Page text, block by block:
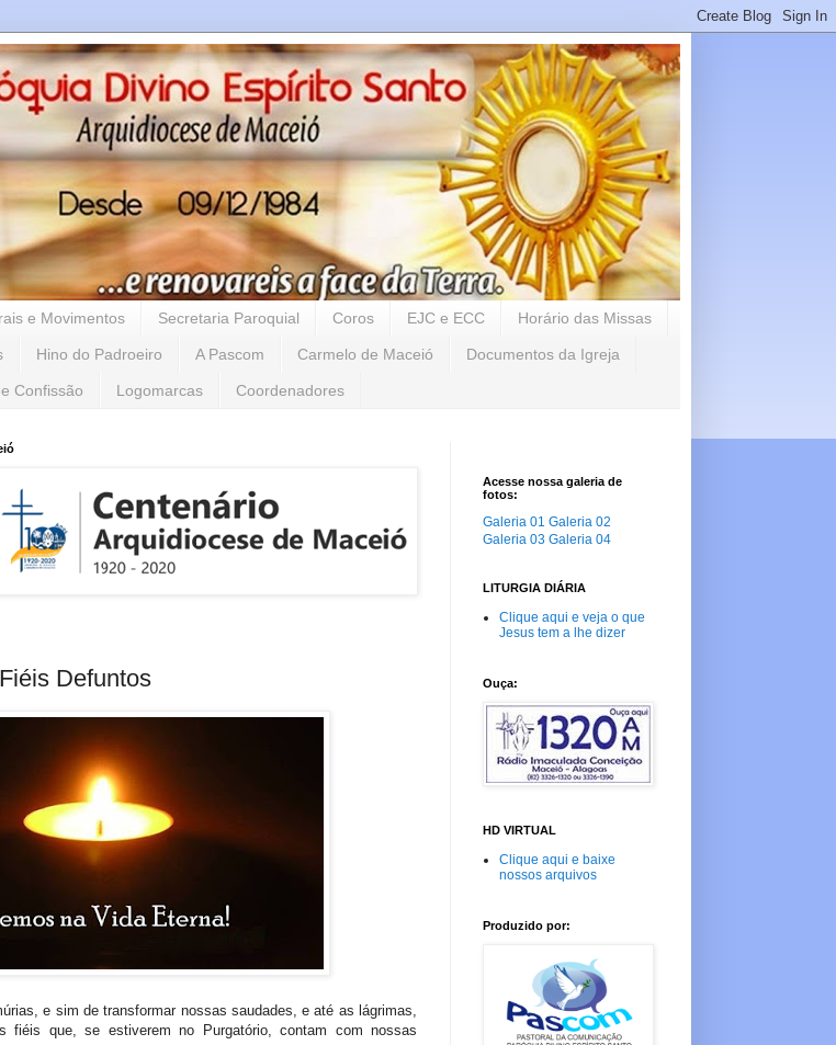
e Movimentos Secretaria Paroquial Coros EJC e ECC Horário das Missas
Hino do Padroeiro A Pascom Carmelo de Maceió Documentos da Igreja
Confissão Logomarcas Coordenadores
Defuntos
e sim de transformar nossas saudades, e até as lágrimas,
fiéis que, se estiverem no Purgatório, contam com nossas
Acesse nossa galeria de
fotos:
Galeria 01 Galeria 02
Galeria 03 Galeria 04
LITURGIA DIÁRIA
Clique aqui e veja o que
Jesus tem a lhe dizer
Ouça:
HD VIRTUAL
Clique aqui e baixe
nossos arquivos
Produzido por: